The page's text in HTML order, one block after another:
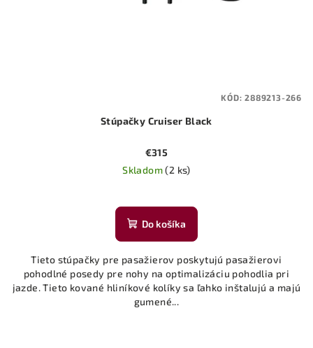
Stúpačky Cruiser Black
€315
Skladom(2 ks)
Do košíka
Tieto stúpačky pre pasažierov poskytujú pasažierovi
pohodlné posedy pre nohy na optimalizáciu pohodlia pri
jazde. Tieto kované hliníkové kolíky sa ľahko inštalujú a majú
gumené...
KÓD:2889213-266